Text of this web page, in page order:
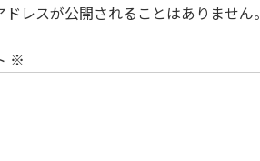
ドレスが公開されることはありません。
※